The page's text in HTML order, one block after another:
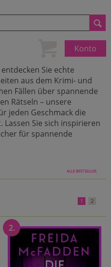
Konto
Sie echte
aus dem Krimi- und
Fällen über spannende
Rätseln – unsere
jeden Geschmack die
Lassen Sie sich inspirieren
für spannende
ALLE BESTSELLER
1 2
2.